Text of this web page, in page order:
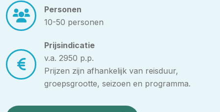
Personen
10-50 personen
Prijsindicatie
v.a. 2950 p.p.
Prijzen zijn afhankelijk van reisduur,
groepsgrootte, seizoen en programma.